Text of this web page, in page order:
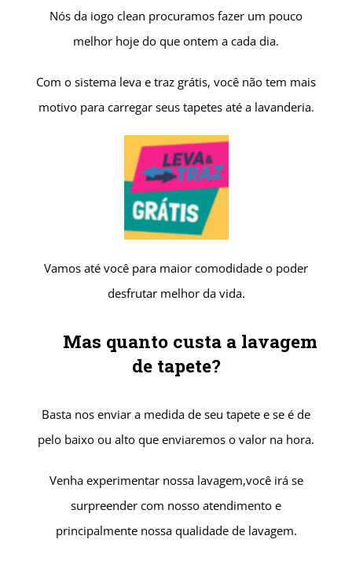
Nós da iogo clean procuramos fazer um pouco
melhor hoje do que ontem a cada dia.
Com o sistema leva e traz grátis, você não tem mais
motivo para carregar seus tapetes até a lavanderia.
Vamos até você para maior comodidade o poder
desfrutar melhor da vida.
Mas quanto custa a lavagem
de tapete?
Basta nos enviar a medida de seu tapete e se é de
pelo baixo ou alto que enviaremos o valor na hora.
Venha experimentar nossa lavagem,você irá se
surpreender com nosso atendimento e
principalmente nossa qualidade de lavagem.